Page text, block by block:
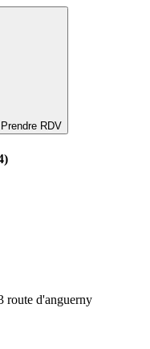
Prendre RDV
route d'anguerny